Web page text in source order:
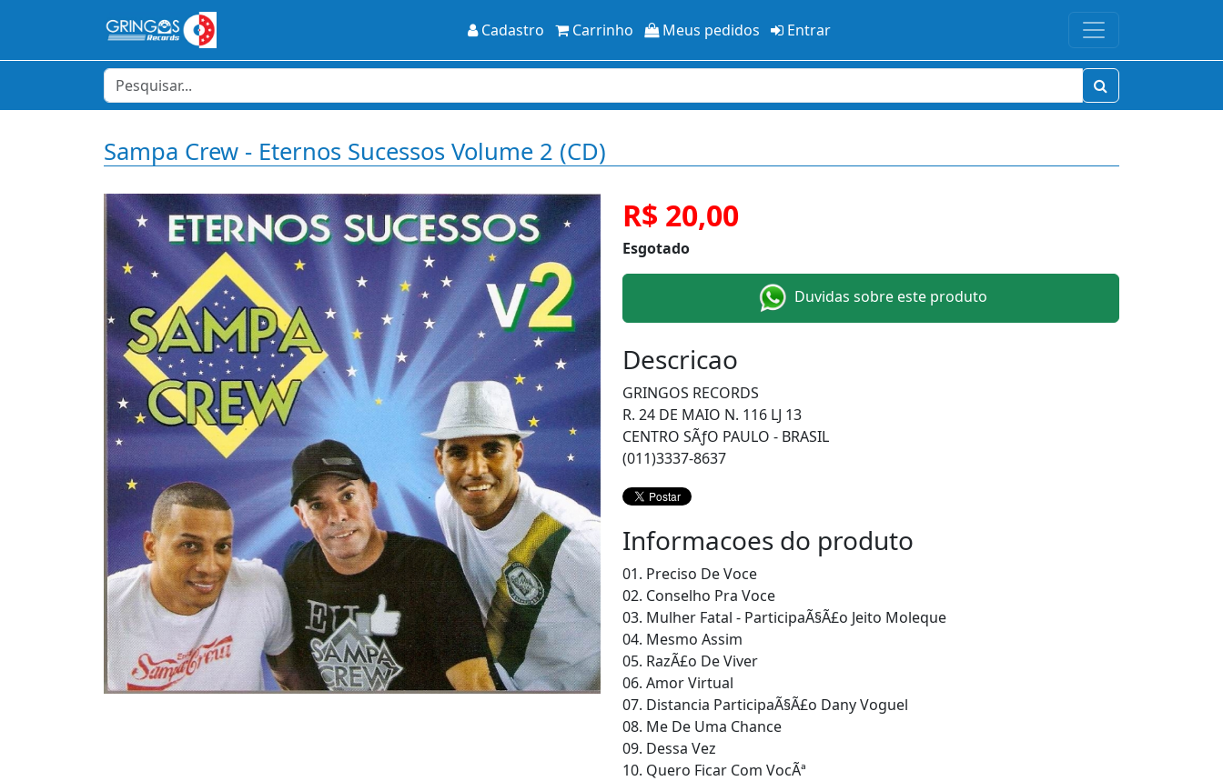
Cadastro Carrinho Meus pedidos Entrar
Sampa Crew - Eternos Sucessos Volume 2 (CD)
R$ 20,00
Esgotado
Duvidas sobre este produto
Descricao
GRINGOS RECORDS
R. 24 DE MAIO N. 116 LJ 13
CENTRO SÃƒO PAULO - BRASIL
(011)3337-8637
Informacoes do produto
01. Preciso De Voce
02. Conselho Pra Voce
03. Mulher Fatal - ParticipaÃ§Ã£o Jeito Moleque
04. Mesmo Assim
05. RazÃ£o De Viver
06. Amor Virtual
07. Distancia ParticipaÃ§Ã£o Dany Voguel
08. Me De Uma Chance
09. Dessa Vez
10. Quero Ficar Com VocÃª